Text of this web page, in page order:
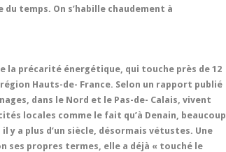
temps. On s’habille chaudement à
la précarité énergétique, qui touche près de 12
Hauts-de- France. Selon un rapport publié
dans le Nord et le Pas-de- Calais, vivent
locales comme le fait qu’à Denain, beaucoup
a plus d’un siècle, désormais vétustes. Une
ses propres termes, elle a déjà « touché le